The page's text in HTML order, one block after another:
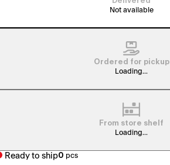
Not available
Ordered for pickup
Loading...
From store shelf
Loading...
Ready to ship0 pcs